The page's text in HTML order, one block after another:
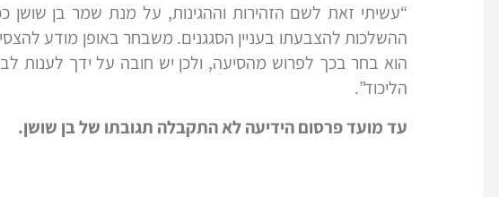
“עשיתי זאת לשם הזהירות וההגינות, על מנת שמר בן שושן
ההשלכות להצבעתו בעניין הסגגנים. משבחר באופן מודע
הוא בחר בכך לפרוש מהסיעה, ולכן יש חובה על ידך לענות
הליכוד”.
עד מועד פרסום הידיעה לא התקבלה תגובתו של בן שושן.